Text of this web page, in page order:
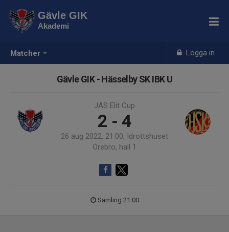
Matcher Logga in
Gävle GIK
Akademi
Gävle GIK - Hässelby SK IBK U
JAS Elit Cup
2 - 4
26 aug 2022, 21:00, Idrottshuset
Örebro, hall 1
Samling 21:00